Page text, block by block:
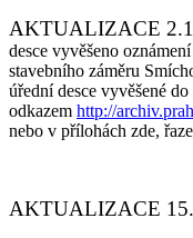
AKTUALIZACE
desce vyvěšeno
stavebního záměru
úřední desce vyvěšené
odkazem http://
nebo v přílohách zde,
AKTUALIZACE